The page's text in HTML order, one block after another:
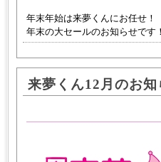
年末年始は来夢くんにお任せ！
年末の大セールのお知らせです
来夢くん12月のお知